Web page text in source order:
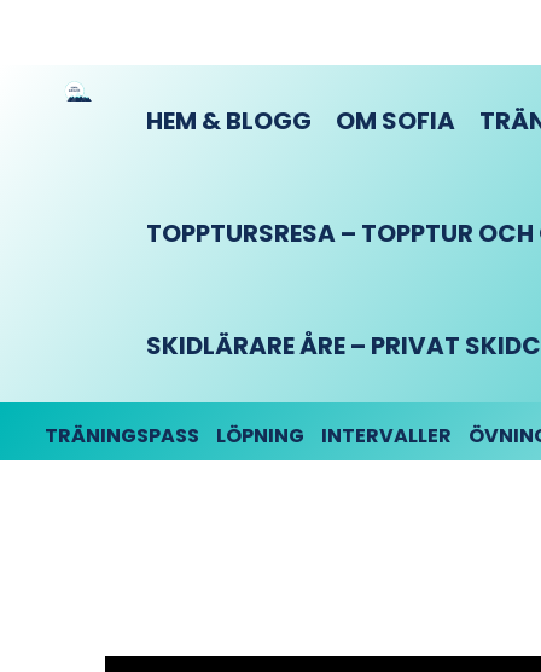
HEM & BLOGG OM SOFIA
TOPPTURSRESA – TOPPTUR
SKIDLÄRARE ÅRE – PRIVAT
TRÄNINGSPASS LÖPNING INTERVALLER